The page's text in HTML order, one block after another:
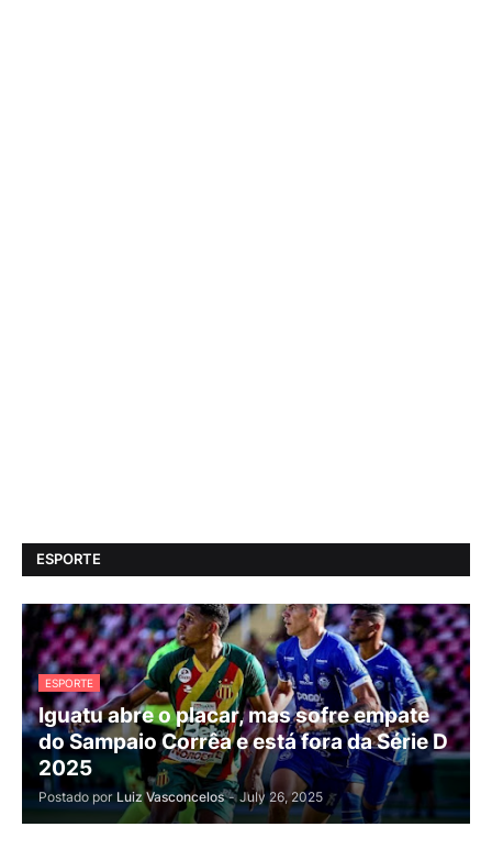
ESPORTE
ESPORTE
Iguatu abre o placar, mas sofre empate
do Sampaio Corrêa e está fora da Série D
2025
Postado por Luiz Vasconcelos - July 26, 2025